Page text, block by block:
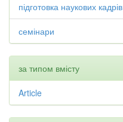
підготовка наукових кадрів
семінари
за типом вмісту
Article